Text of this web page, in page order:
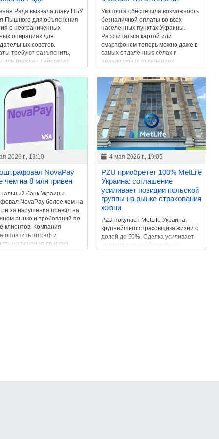
Рада вызвала главу НБУ
Пышного для объяснения
о неограниченных
операциях для
советов.
требуют разъяснить,
для граждан действуют
а для отдельных
– нет.
Укрпочта обеспечила возможность
безналичной оплаты во всех
населённых пунктах Украины.
Рассчитаться картой или
смартфоном теперь можно даже в
самых отдалённых сёлах и
передвижных отделениях.
2026 г., 13:10
NovaPay
чем на 8 млн гривен
банк Украины
NovaPay более чем на
за нарушения правил на
рынке и требований по
клиентов. Компания
оплатить штраф и
нарушения до июня
4 мая 2026 г., 19:05
PZU приобретет 100% MetLife
Украина: соглашение
усиливает позиции польской
группы на рынке страхования
жизни
PZU покупает MetLife Украина –
крупнейшего страховщика жизни с
долей до 50%. Сделка усиливает
позиции польской группы и